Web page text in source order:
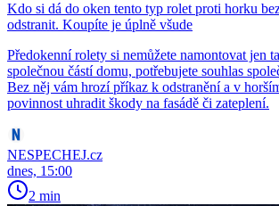
Kdo si dá do oken tento typ rolet proti horku
odstranit. Koupíte je úplně všude
Předokenní rolety si nemůžete namontovat jen
společnou částí domu, potřebujete souhlas
Bez něj vám hrozí příkaz k odstranění a v
povinnost uhradit škody na fasádě či zateplení.
NESPECHEJ.cz
dnes, 15:00
2 min